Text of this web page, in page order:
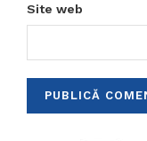
Site web